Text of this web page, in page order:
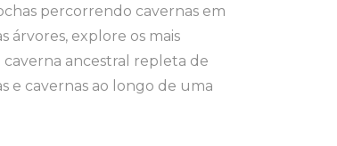
percorrendo cavernas em
árvores, explore os mais
ancestral repleta de
e cavernas ao longo de uma